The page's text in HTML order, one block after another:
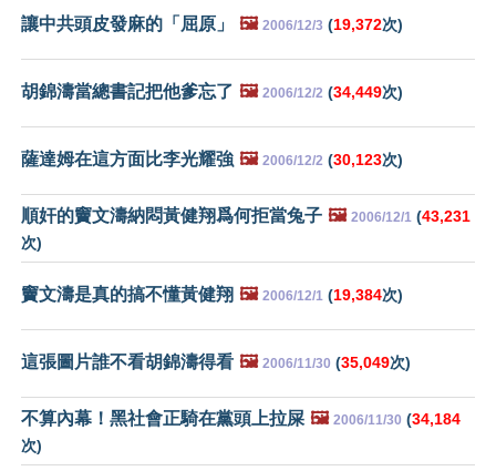
讓中共頭皮發麻的「屈原」 🖼️ 2006/12/3 (19,372次)
胡錦濤當總書記把他爹忘了 🖼️ 2006/12/2 (34,449次)
薩達姆在這方面比李光耀強 🖼️ 2006/12/2 (30,123次)
順奸的竇文濤納悶黃健翔爲何拒當兔子 🖼️ 2006/12/1 (43,231
次)
竇文濤是真的搞不懂黃健翔 🖼️ 2006/12/1 (19,384次)
這張圖片誰不看胡錦濤得看 🖼️ 2006/11/30 (35,049次)
不算內幕！黑社會正騎在黨頭上拉屎 🖼️ 2006/11/30 (34,184
次)